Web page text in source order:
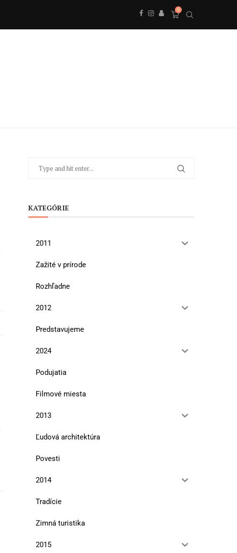
0
KATEGÓRIE
2011
Zažité v prírode
Rozhľadne
2012
Predstavujeme
2024
Podujatia
Filmové miesta
2013
Ľudová architektúra
Povesti
2014
Tradície
Zimná turistika
2015